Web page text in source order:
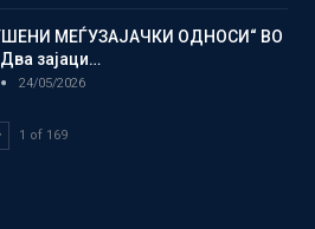
МЕЃУЗАЈАЧКИ ОДНОСИ“ ВО
зајаци…
24/05/2026
1 of 169